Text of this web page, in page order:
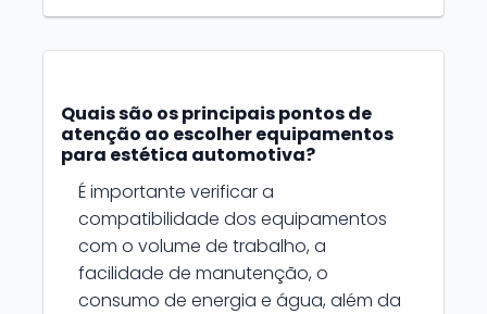
Quais são os principais pontos de
atenção ao escolher equipamentos
para estética automotiva?
É importante verificar a
compatibilidade dos equipamentos
com o volume de trabalho, a
facilidade de manutenção, o
consumo de energia e água, além da